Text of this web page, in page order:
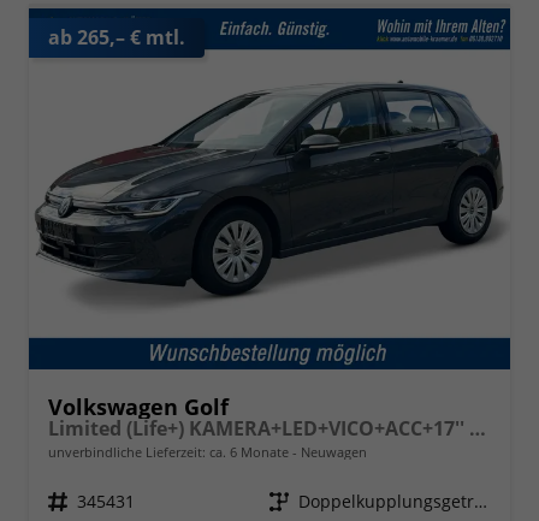
ab 265,– € mtl.
Volkswagen Golf
Limited (Life+) KAMERA+LED+VICO+ACC+17'' ALU
unverbindliche Lieferzeit: ca. 6 Monate Neuwagen
Fahrzeugnr. 345431 Getriebe
Doppelkupplungsgetriebe (DSG)